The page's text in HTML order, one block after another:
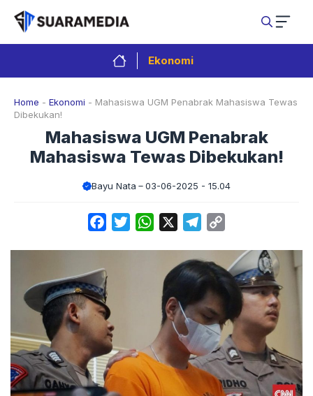
Langsung
isi
Ekonomi
Home - Ekonomi - Mahasiswa UGM Penabrak Mahasiswa Tewas
Dibekukan!
Mahasiswa UGM Penabrak
Mahasiswa Tewas Dibekukan!
Bayu Nata 03-06-2025 - 15.04
FacebookTwitterWhatsApp Telegram